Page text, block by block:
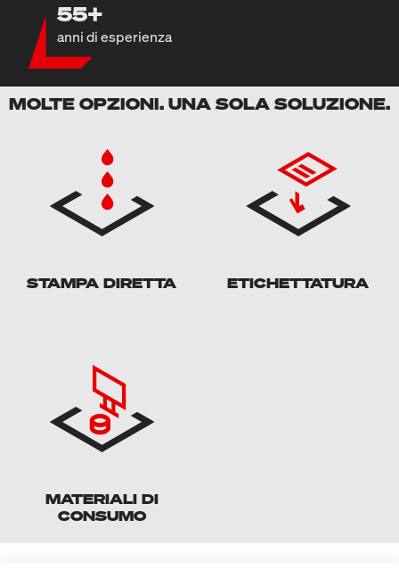
55+
anni di esperienza
MOLTE OPZIONI. UNA SOLA SOLUZIONE.
STAMPA DIRETTA ETICHETTATURA
MATERIALI DI
CONSUMO